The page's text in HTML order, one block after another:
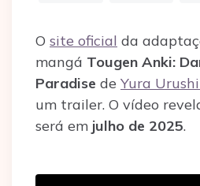
O site oficial da
mangá Tougen Anki:
Paradise de Yura
um trailer. O vídeo
será em julho de 2025.